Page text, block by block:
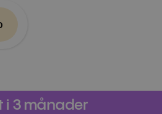
i 3 månader